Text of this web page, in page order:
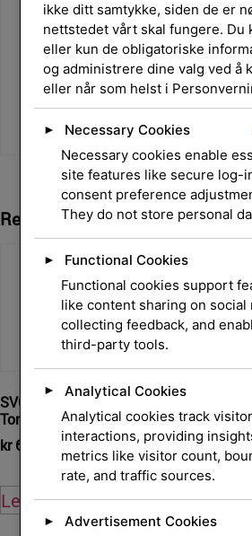
Relaterte Produkter
SVC Magenta Managed LJ
Toner
kr6 285,00 eksl. mva.
Legg i handlekurv
SVC
981A
kr1
ikke ditt samtykke, siden de er
nettstedet vårt skal fungere. Du
eller kun de obligatoriske
og administrere dine valg ved å
eller når som helst i
► Necessary Cookies
Necessary cookies enable
site features like secure log-
consent preference
They do not store personal
►
Functional Cookies
Functional cookies support
like content sharing on social
collecting feedback, and
third-party tools.
►
Analytical Cookies
Analytical cookies track visitor
interactions, providing
metrics like visitor count,
rate, and traffic sources.
►
Advertisement Cookies